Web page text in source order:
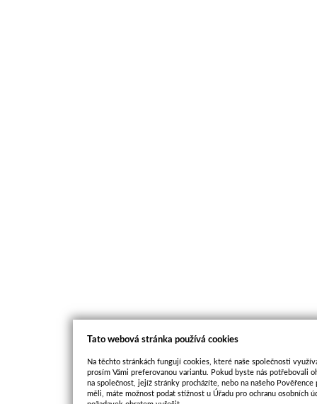
Tato webová stránka používá cookies
Na těchto stránkách fungují cookies, které naše společnosti
prosím Vámi preferovanou variantu. Pokud byste nás potřebovali
na společnost, jejíž stránky procházíte, nebo na našeho
měli, máte možnost podat stížnost u Úřadu pro ochranu osobních